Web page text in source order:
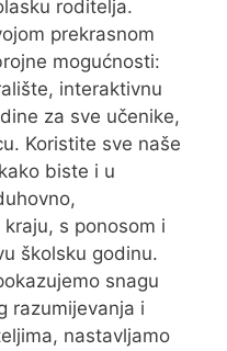
roditelja.
prekrasnom
mogućnosti:
interaktivnu
za sve učenike,
Koristite sve naše
biste i u
s ponosom i
školsku godinu.
snagu
razumijevanja i
nastavljamo